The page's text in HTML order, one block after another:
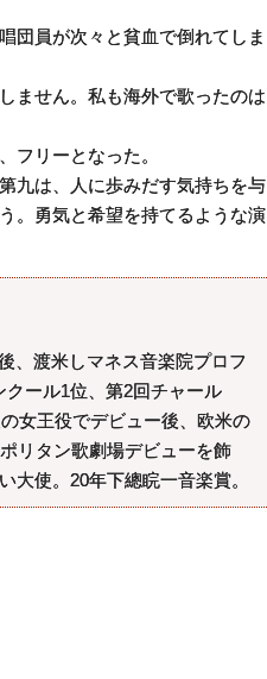
団員が次々と貧血で倒れてしま
ません。私も海外で歌ったのは
フリーとなった。
九は、人に歩みだす気持ちを与
。勇気と希望を持てるような演
、渡米しマネス音楽院プロフ
ール1位、第2回チャール
女王役でデビュー後、欧米の
リタン歌劇場デビューを飾
大使。20年下總睆一音楽賞。